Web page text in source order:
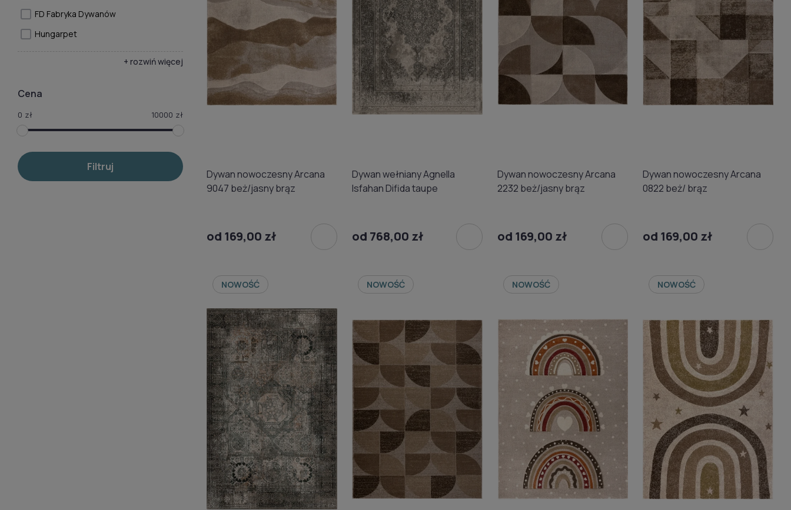
FD Fabryka Dywanów
Hungarpet
+ rozwiń więcej
Cena
0 zł 10000 zł
Filtruj
Dywan nowoczesny Arcana
9047 beż/jasny brąz
od 169,00 zł
Dywan wełniany Agnella
Isfahan Difida taupe
od 768,00 zł
Dywan nowoczesny Arcana
2232 beż/jasny brąz
od 169,00 zł
Dywan nowoczesny Arcana
0822 beż/ brąz
od 169,00 zł
NOWOŚĆ NOWOŚĆ NOWOŚĆ NOWOŚĆ